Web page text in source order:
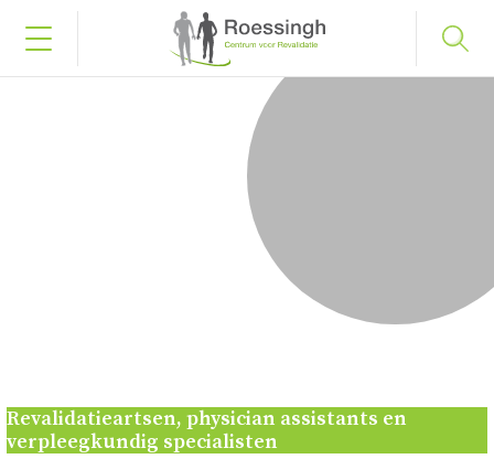
Werken en leren
Revalidatieartsen, physician assistants en
verpleegkundig specialisten